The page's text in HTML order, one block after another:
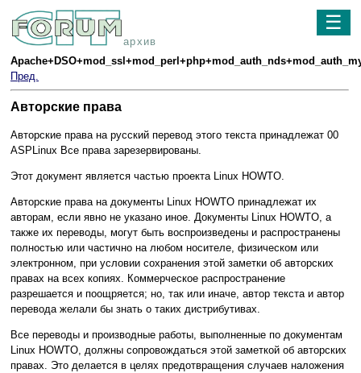
архив
☰
Пред.
Авторские права
Авторские права на русский перевод этого текста принадлежат 00
ASPLinux Все права зарезервированы.
Этот документ является частью проекта Linux HOWTO.
Авторские права на документы Linux HOWTO принадлежат их
авторам, если явно не указано иное. Документы Linux HOWTO, а
также их переводы, могут быть воспроизведены и распространены
полностью или частично на любом носителе, физическом или
электронном, при условии сохранения этой заметки об авторских
правах на всех копиях. Коммерческое распространение
разрешается и поощряется; но, так или иначе, автор текста и автор
перевода желали бы знать о таких дистрибутивах.
Все переводы и производные работы, выполненные по документам
Linux HOWTO, должны сопровождаться этой заметкой об авторских
правах. Это делается в целях предотвращения случаев наложения